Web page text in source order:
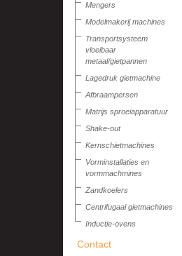
Mengers
Modelmakerij machines
Transportsysteem
vloeibaar
metaal/gietpannen
Lagedruk gietmachine
Afbraampersen
Matrijs sproeiapparatuur
Shake-out
Kernschietmachines
Vorminstallaties en
vormmachmines
Zandkoelers
Centrifugaal gietmachines
Inductie-ovens
Contact